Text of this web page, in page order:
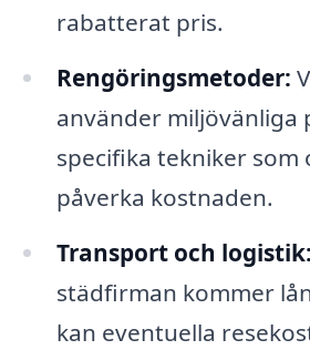
rabatterat pris.
Rengöringsmetoder:
använder miljövänliga
specifika tekniker som
påverka kostnaden.
Transport och logistik:
städfirman kommer
kan eventuella